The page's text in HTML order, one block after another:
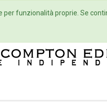
Eventi
per funzionalità proprie. Se